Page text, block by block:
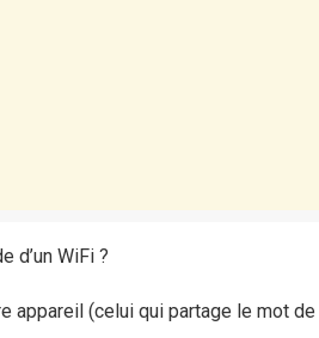
d’un WiFi ?
appareil (celui qui partage le mot